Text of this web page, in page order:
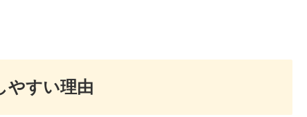
やすい理由